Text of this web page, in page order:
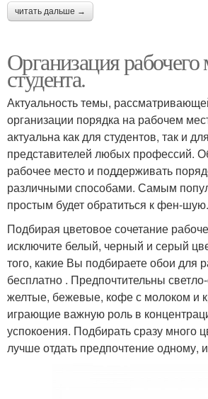
читать дальше →
Организация рабочего
студента.
Актуальность темы,
организации порядка на рабочем
актуальна как для студентов, так и
представителей любых профессий.
рабочее место и поддерживать
различными способами. Самым
простым будет обратиться к фен-шую.
Подбирая цветовое сочетание
исключите белый, черный и серый
того, какие Вы подбираете обои для
бесплатно . Предпочтительны
желтые, бежевые, кофе с молоком и
играющие важную роль в
успокоения. Подбирать сразу много
лучше отдать предпочтение одному,